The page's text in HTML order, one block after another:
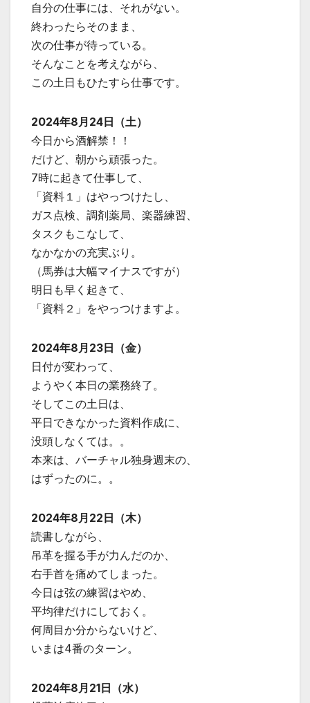
自分の仕事には、それがない。
終わったらそのまま、
次の仕事が待っている。
そんなことを考えながら、
この土日もひたすら仕事です。
2024年8月24日（土）
今日から酒解禁！！
だけど、朝から頑張った。
7時に起きて仕事して、
「資料１」はやっつけたし、
ガス点検、調剤薬局、楽器練習、
タスクもこなして、
なかなかの充実ぶり。
（馬券は大幅マイナスですが）
明日も早く起きて、
「資料２」をやっつけますよ。
2024年8月23日（金）
日付が変わって、
ようやく本日の業務終了。
そしてこの土日は、
平日できなかった資料作成に、
没頭しなくては。。
本来は、バーチャル独身週末の、
はずったのに。。
2024年8月22日（木）
読書しながら、
吊革を握る手が力んだのか、
右手首を痛めてしまった。
今日は弦の練習はやめ、
平均律だけにしておく。
何周目か分からないけど、
いまは4番のターン。
2024年8月21日（水）